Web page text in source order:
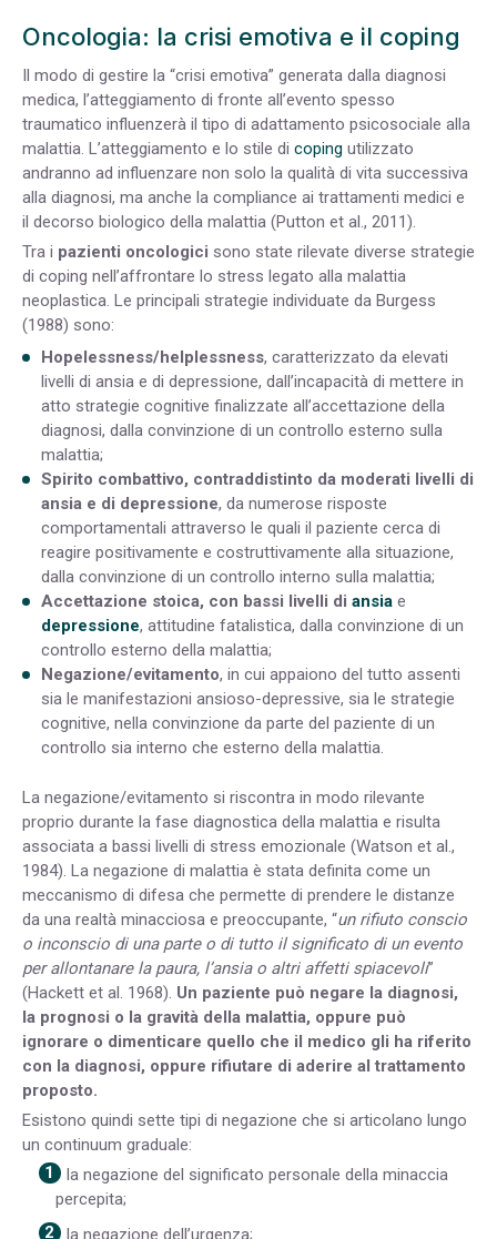
Oncologia: la crisi emotiva e il coping
Il modo di gestire la “crisi emotiva” generata dalla diagnosi
medica, l’atteggiamento di fronte all’evento spesso
traumatico influenzerà il tipo di adattamento psicosociale alla
malattia. L’atteggiamento e lo stile di coping utilizzato
andranno ad influenzare non solo la qualità di vita successiva
alla diagnosi, ma anche la compliance ai trattamenti medici e
il decorso biologico della malattia (Putton et al., 2011).
Tra i pazienti oncologici sono state rilevate diverse strategie
di coping nell’affrontare lo stress legato alla malattia
neoplastica. Le principali strategie individuate da Burgess
(1988) sono:
Hopelessness/helplessness, caratterizzato da elevati
livelli di ansia e di depressione, dall’incapacità di mettere in
atto strategie cognitive finalizzate all’accettazione della
diagnosi, dalla convinzione di un controllo esterno sulla
malattia;
Spirito combattivo, contraddistinto da moderati livelli di
ansia e di depressione, da numerose risposte
comportamentali attraverso le quali il paziente cerca di
reagire positivamente e costruttivamente alla situazione,
dalla convinzione di un controllo interno sulla malattia;
Accettazione stoica, con bassi livelli di ansia e
depressione, attitudine fatalistica, dalla convinzione di un
controllo esterno della malattia;
Negazione/evitamento, in cui appaiono del tutto assenti
sia le manifestazioni ansioso-depressive, sia le strategie
cognitive, nella convinzione da parte del paziente di un
controllo sia interno che esterno della malattia.
La negazione/evitamento si riscontra in modo rilevante
proprio durante la fase diagnostica della malattia e risulta
associata a bassi livelli di stress emozionale (Watson et al.,
1984). La negazione di malattia è stata definita come un
meccanismo di difesa che permette di prendere le distanze
da una realtà minacciosa e preoccupante, “un rifiuto conscio
o inconscio di una parte o di tutto il significato di un evento
per allontanare la paura, l’ansia o altri affetti spiacevoli”
(Hackett et al. 1968). Un paziente può negare la diagnosi,
la prognosi o la gravità della malattia, oppure può
ignorare o dimenticare quello che il medico gli ha riferito
con la diagnosi, oppure rifiutare di aderire al trattamento
proposto.
Esistono quindi sette tipi di negazione che si articolano lungo
un continuum graduale:
la negazione del significato personale della minaccia
percepita;
la negazione dell’urgenza;